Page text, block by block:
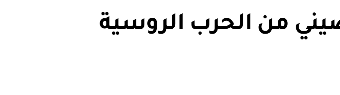
من الحرب الروسية